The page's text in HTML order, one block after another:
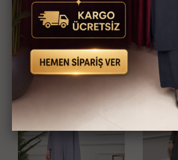
Kredi Kartına Taksit
İmkanı
İlginizi Çekebilir
KARGO BEDAVA KARGO BEDAVA